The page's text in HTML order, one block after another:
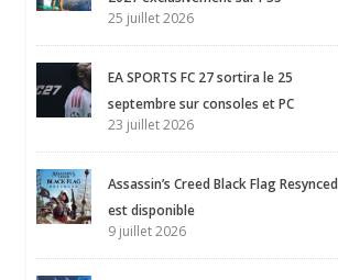
25 juillet 2026
EA SPORTS FC 27 sortira le 25
septembre sur consoles et PC
23 juillet 2026
Assassin’s Creed Black Flag Resynced
est disponible
9 juillet 2026